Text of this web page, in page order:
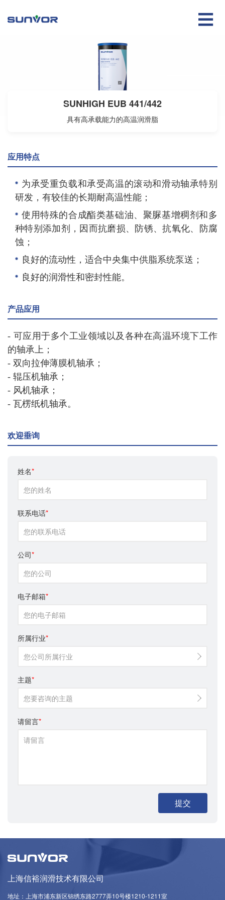

SUNHIGH EUB 441/442
具有高承载能力的高温润滑脂
应用特点
为承受重负载和承受高温的滚动和滑动轴承特别
研发，有较佳的长期耐高温性能；
使用特殊的合成酯类基础油、聚脲基增稠剂和多
种特别添加剂，因而抗磨损、防锈、抗氧化、防腐
蚀；
良好的流动性，适合中央集中供脂系统泵送；
良好的润滑性和密封性能。
产品应用
- 可应用于多个工业领域以及各种在高温环境下工作
的轴承上；
- 双向拉伸薄膜机轴承；
- 辊压机轴承；
- 风机轴承；
- 瓦楞纸机轴承。
欢迎垂询
姓名*
联系电话*
公司*
电子邮箱*
所属行业*
您公司所属行业
主题*
您要咨询的主题
请留言*
上海信裕润滑技术有限公司
地址：上海市浦东新区锦绣东路2777弄10号楼1210-1211室